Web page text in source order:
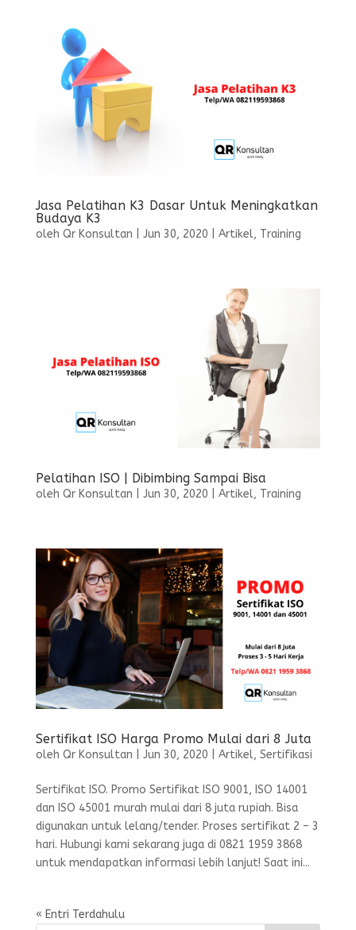
Jasa Pelatihan K3 Dasar Untuk Meningkatkan
Budaya K3
oleh Qr Konsultan Jun 30, 2020 Artikel, Training
Pelatihan ISO | Dibimbing Sampai Bisa
oleh Qr Konsultan Jun 30, 2020 Artikel, Training
Sertifikat ISO Harga Promo Mulai dari 8 Juta
oleh Qr Konsultan Jun 30, 2020 Artikel, Sertifikasi
Sertifikat ISO. Promo Sertifikat ISO 9001, ISO 14001
dan ISO 45001 murah mulai dari 8 juta rupiah. Bisa
digunakan untuk lelang/tender. Proses sertifikat 2 – 3
hari. Hubungi kami sekarang juga di 0821 1959 3868
untuk mendapatkan informasi lebih lanjut! Saat ini...
« Entri Terdahulu